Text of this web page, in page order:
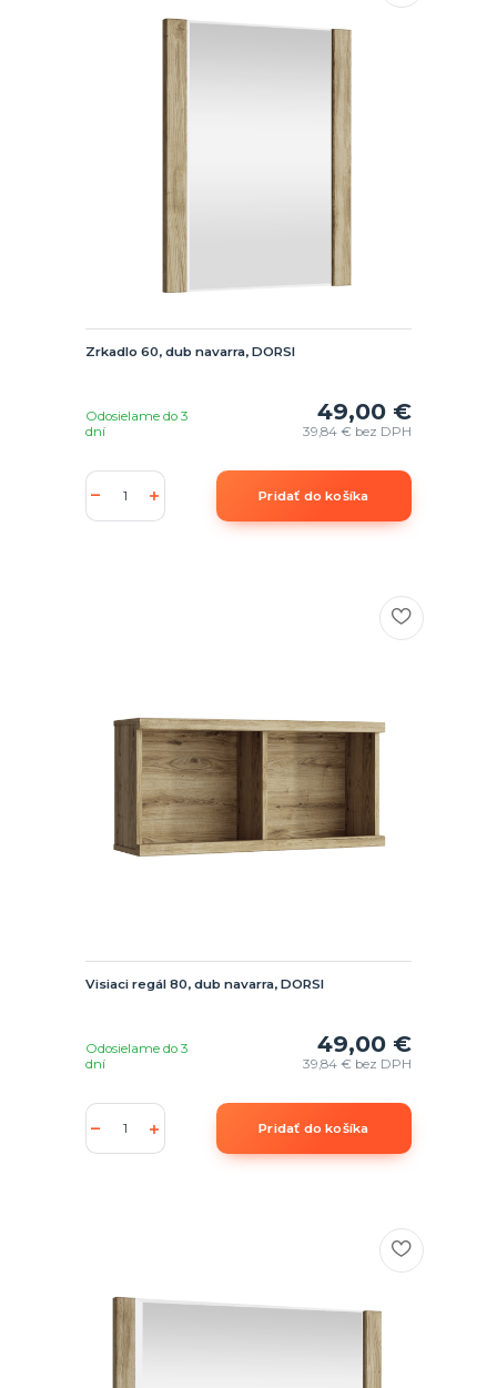
Zrkadlo 60, dub navarra, DORSI
49,00 €
39,84 € bez DPH
Odosielame do 3
dní
Pridať do košíka
Visiaci regál 80, dub navarra, DORSI
49,00 €
39,84 € bez DPH
Odosielame do 3
dní
Pridať do košíka